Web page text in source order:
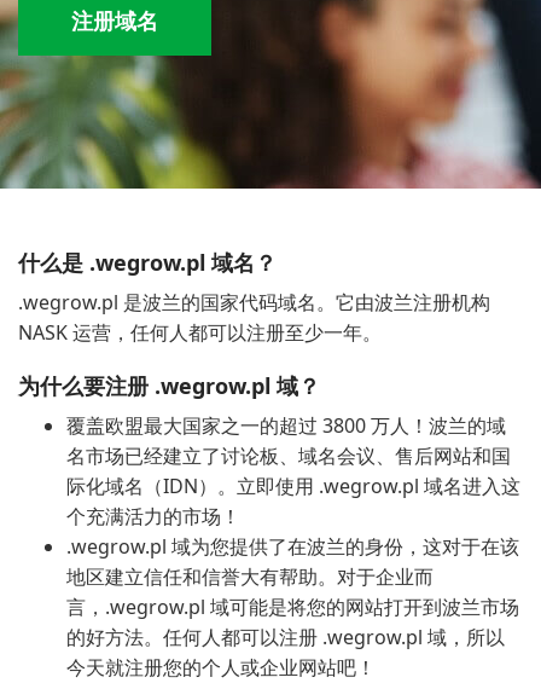
注册域名
什么是 .wegrow.pl 域名？
.wegrow.pl 是波兰的国家代码域名。它由波兰注册机构
NASK 运营，任何人都可以注册至少一年。
为什么要注册 .wegrow.pl 域？
覆盖欧盟最大国家之一的超过 3800 万人！波兰的域
名市场已经建立了讨论板、域名会议、售后网站和国
际化域名（IDN）。立即使用 .wegrow.pl 域名进入这
个充满活力的市场！
.wegrow.pl 域为您提供了在波兰的身份，这对于在该
地区建立信任和信誉大有帮助。对于企业而
言，.wegrow.pl 域可能是将您的网站打开到波兰市场
的好方法。任何人都可以注册 .wegrow.pl 域，所以
今天就注册您的个人或企业网站吧！